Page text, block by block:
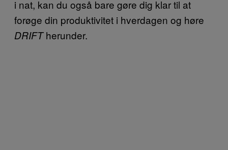
i nat, kan du også bare gøre dig klar til at
forøge din produktivitet i hverdagen og høre
DRIFTherunder.